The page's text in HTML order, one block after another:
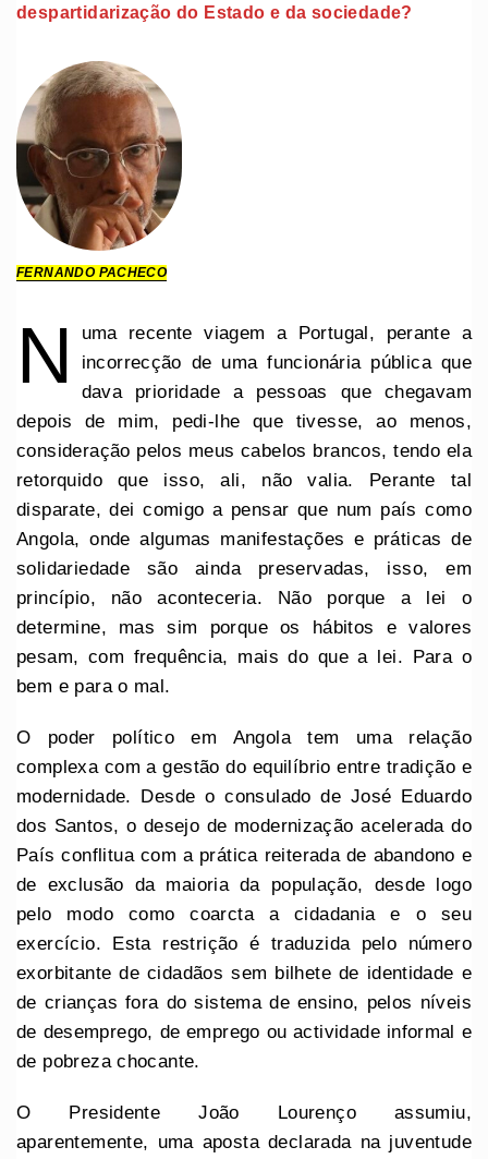
despartidarização do Estado e da sociedade?
FERNANDO PACHECO
N
uma recente viagem a Portugal, perante a
incorrecção de uma funcionária pública que
dava prioridade a pessoas que chegavam
depois de mim, pedi-lhe que tivesse, ao menos,
consideração pelos meus cabelos brancos, tendo ela
retorquido que isso, ali, não valia. Perante tal
disparate, dei comigo a pensar que num país como
Angola, onde algumas manifestações e práticas de
solidariedade são ainda preservadas, isso, em
princípio, não aconteceria. Não porque a lei o
determine, mas sim porque os hábitos e valores
pesam, com frequência, mais do que a lei. Para o
bem e para o mal.
O poder político em Angola tem uma relação
complexa com a gestão do equilíbrio entre tradição e
modernidade. Desde o consulado de José Eduardo
dos Santos, o desejo de modernização acelerada do
País conflitua com a prática reiterada de abandono e
de exclusão da maioria da população, desde logo
pelo modo como coarcta a cidadania e o seu
exercício. Esta restrição é traduzida pelo número
exorbitante de cidadãos sem bilhete de identidade e
de crianças fora do sistema de ensino, pelos níveis
de desemprego, de emprego ou actividade informal e
de pobreza chocante.
O Presidente João Lourenço assumiu,
aparentemente, uma aposta declarada na juventude